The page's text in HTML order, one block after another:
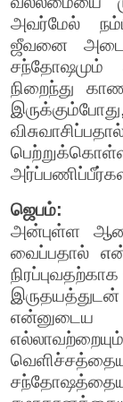
அவர்மேல்
ஜீவனை
சந்தோஷமும்
நிறைந்து
ஜெபம்:
அன்புள்ள
வைப்பதால்
என்னுடைய